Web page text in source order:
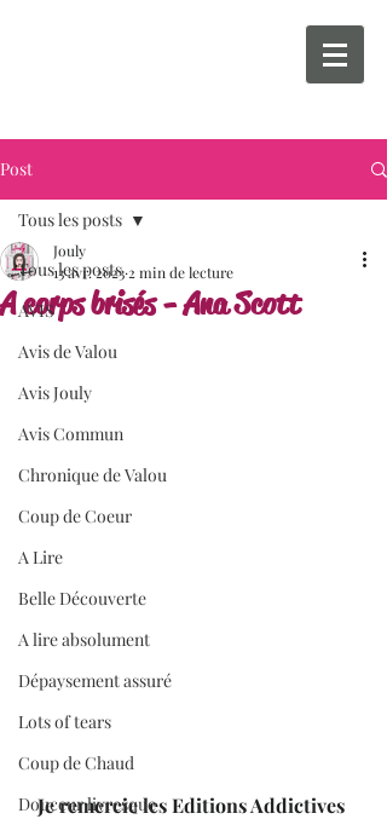
Post
Tous les posts
AVIS
Avis de Valou
Avis Jouly
Avis Commun
Chronique de Valou
Coup de Coeur
A Lire
Belle Découverte
A lire absolument
Dépaysement assuré
Lots of tears
Coup de Chaud
Douceur livresque
Tous les posts
A corps brisés - Ana Scott
Jouly
13 avr. 2023 2 min de lecture
Je remercie les Editions Addictives